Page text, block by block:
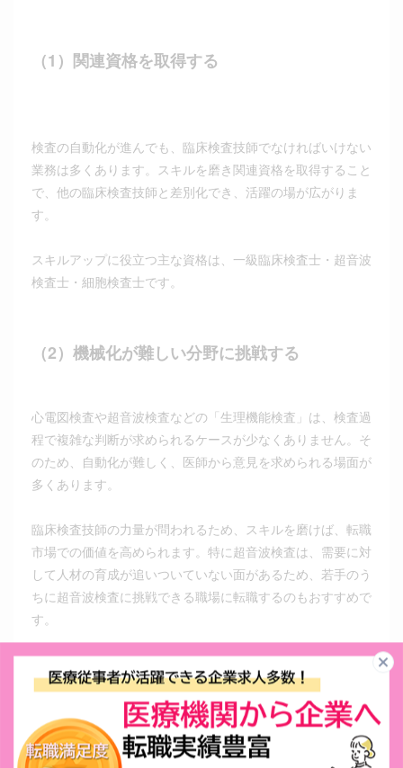
（1）関連資格を取得する
検査の自動化が進んでも、臨床検査技師でなければいけない
業務は多くあります。スキルを磨き関連資格を取得すること
で、他の臨床検査技師と差別化でき、活躍の場が広がりま
す。
スキルアップに役立つ主な資格は、一級臨床検査士・超音波
検査士・細胞検査士です。
（2）機械化が難しい分野に挑戦する
心電図検査や超音波検査などの「生理機能検査」は、検査過
程で複雑な判断が求められるケースが少なくありません。そ
のため、自動化が難しく、医師から意見を求められる場面が
多くあります。
臨床検査技師の力量が問われるため、スキルを磨けば、転職
市場での価値を高められます。特に超音波検査は、需要に対
して人材の育成が追いついていない面があるため、若手のう
ちに超音波検査に挑戦できる職場に転職するのもおすすめで
す。
（3）胚培養士を目指す
胚培養士は、体外で精子や卵子を取り扱う仕事で、不妊治療